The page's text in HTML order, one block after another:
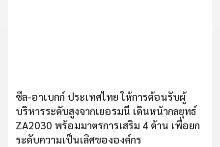
ซีล-อาเบกก์ ประเทศไทย ให้การต้อนรับผู้
บริหารระดับสูงจากเยอรมนี เดินหน้ากลยุทธ์
ZA2030 พร้อมมาตรการเสริม 4 ด้าน เพื่อยก
ระดับความเป็นเลิศขององค์กร